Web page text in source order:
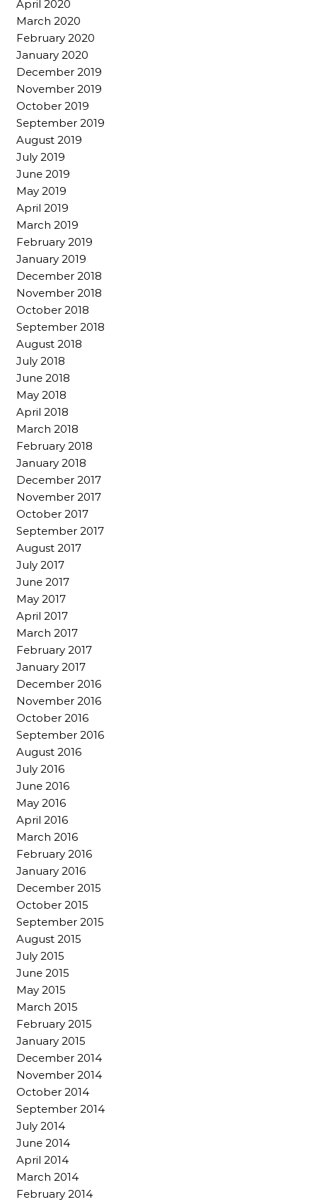
April 2020
March 2020
February 2020
January 2020
December 2019
November 2019
October 2019
September 2019
August 2019
July 2019
June 2019
May 2019
April 2019
March 2019
February 2019
January 2019
December 2018
November 2018
October 2018
September 2018
August 2018
July 2018
June 2018
May 2018
April 2018
March 2018
February 2018
January 2018
December 2017
November 2017
October 2017
September 2017
August 2017
July 2017
June 2017
May 2017
April 2017
March 2017
February 2017
January 2017
December 2016
November 2016
October 2016
September 2016
August 2016
July 2016
June 2016
May 2016
April 2016
March 2016
February 2016
January 2016
December 2015
October 2015
September 2015
August 2015
July 2015
June 2015
May 2015
March 2015
February 2015
January 2015
December 2014
November 2014
October 2014
September 2014
July 2014
June 2014
April 2014
March 2014
February 2014